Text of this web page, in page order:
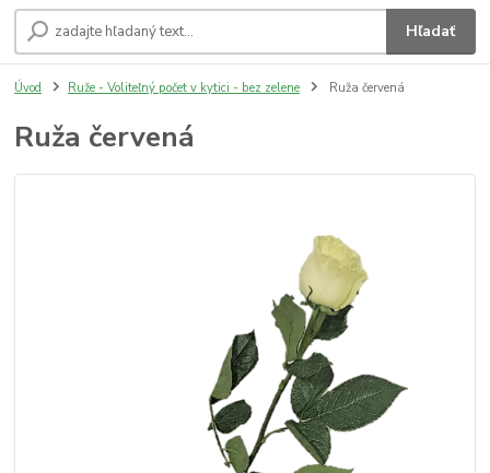
Hľadať
Úvod Ruže - Voliteľný počet v kytici - bez zelene Ruža červená
Ruža červená